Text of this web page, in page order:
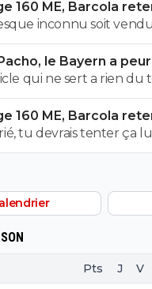
le soutenir, vous
prétendant faire partie
l
goût et surtout
de sardine.
160 ME, Barcola
inconnu soit
double détenteur de la
faiblard normal ??
le Bayern a peur
qui ne sert a rien du
non...je peux
160 ME, Barcola
tu devrais tenter ça
va te répondre
Pts J V